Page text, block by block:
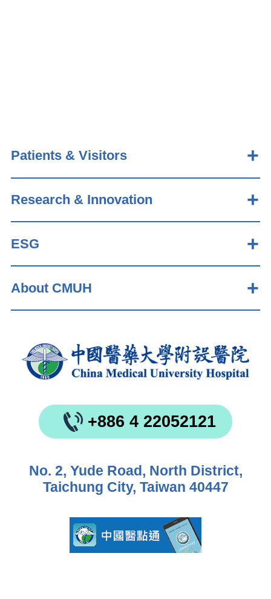
Patients & Visitors
Research & Innovation
ESG
About CMUH
+886 4 22052121
No. 2, Yude Road, North District,
Taichung City, Taiwan 40447